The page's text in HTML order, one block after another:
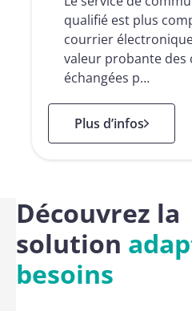
qualifié est plus
courrier
valeur probante des
échangées p…
Plus d’infos
: Communication certifiée
Découvrez la
solution
besoins